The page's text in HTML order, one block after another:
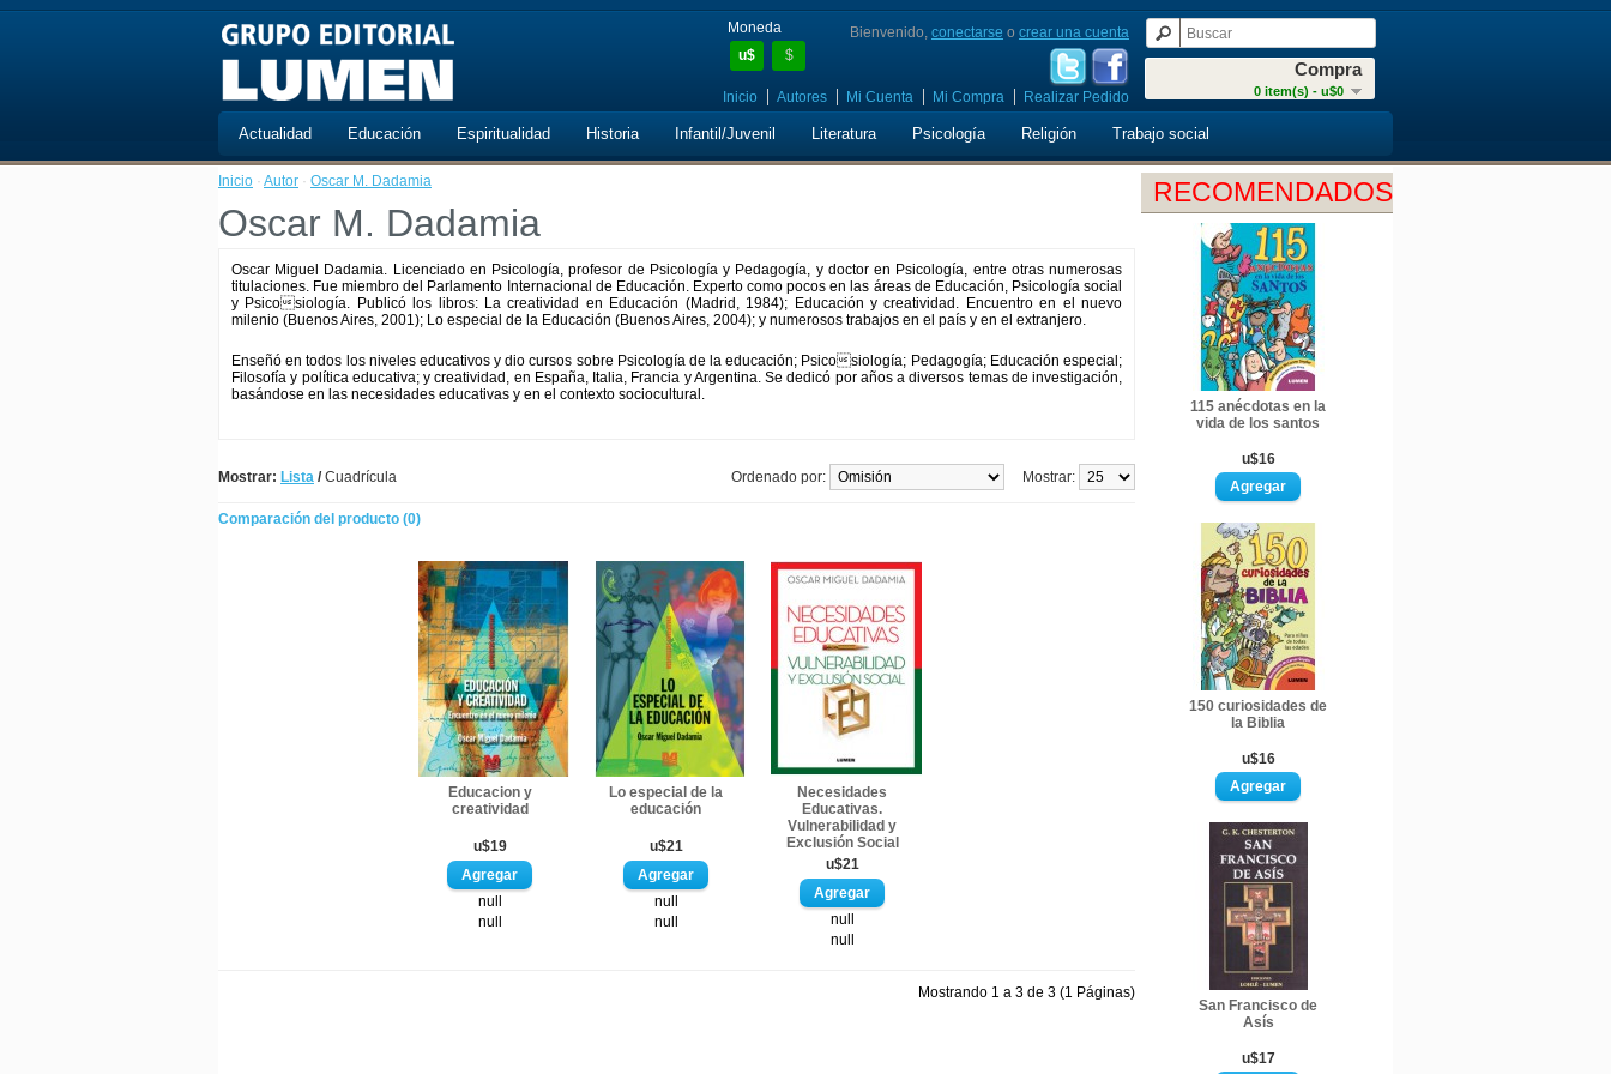
Moneda
u$
$
Compra
0 item(s) - u$0
Bienvenido, conectarse o crear una cuenta
Inicio Autores Mi Cuenta Mi Compra Realizar Pedido
Actualidad Educación Espiritualidad Historia Infantil/Juvenil Literatura Psicología Religión Trabajo social
RECOMENDADOS
115 anécdotas en la
vida de los santos
u$16
150 curiosidades de
la Biblia
u$16
San Francisco de
Asís
u$17
Inicio · Autor · Oscar M. Dadamia
Oscar M. Dadamia
Oscar Miguel Dadamia. Licenciado en Psicología, profesor de Psicología y Pedagogía, y doctor en Psicología, entre otras numerosas
titulaciones. Fue miembro del Parlamento Internacional de Educación. Experto como pocos en las áreas de Educación, Psicología social
y Psicosiología. Publicó los libros: La creatividad en Educación (Madrid, 1984); Educación y creatividad. Encuentro en el nuevo
milenio (Buenos Aires, 2001); Lo especial de la Educación (Buenos Aires, 2004); y numerosos trabajos en el país y en el extranjero.
Enseñó en todos los niveles educativos y dio cursos sobre Psicología de la educación; Psicosiología; Pedagogía; Educación especial;
Filosofía y política educativa; y creatividad, en España, Italia, Francia y Argentina. Se dedicó por años a diversos temas de investigación,
basándose en las necesidades educativas y en el contexto sociocultural.
Mostrar: Lista /Cuadrícula Mostrar:
Ordenado por:
Comparación del producto (0)
Educacion y
creatividad
u$19
null
null
Lo especial de la
educación
u$21
null
null
Necesidades
Educativas.
Vulnerabilidad y
Exclusión Social
u$21
null
null
Mostrando 1 a 3 de 3 (1 Páginas)